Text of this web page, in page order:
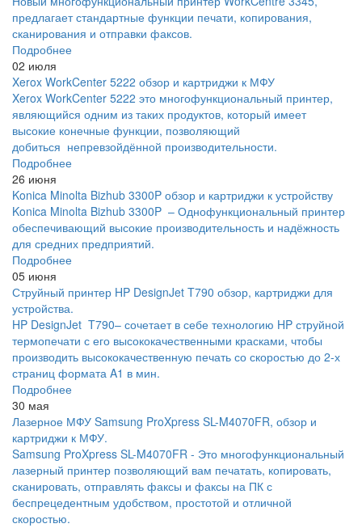
предлагает стандартные функции печати, копирования,
сканирования и отправки факсов.
Подробнее
02 июля
Xerox WorkCenter 5222 обзор и картриджи к МФУ
Xerox WorkCenter 5222 это многофункциональный принтер,
являющийся одним из таких продуктов, который имеет
высокие конечные функции, позволяющий
добиться непревзойдённой производительности.
Подробнее
26 июня
Konica Minolta Bizhub 3300P обзор и картриджи к устройству
Konica Minolta Bizhub 3300P – Однофункциональный принтер
обеспечивающий высокие производительность и надёжность
для средних предприятий.
Подробнее
05 июня
Струйный принтер HP DesignJet T790 обзор, картриджи для
устройства.
HP DesignJet T790– сочетает в себе технологию HP струйной
термопечати с его высококачественными красками, чтобы
производить высококачественную печать со скоростью до 2-х
страниц формата A1 в мин.
Подробнее
30 мая
Лазерное МФУ Samsung ProXpress SL-M4070FR, обзор и
картриджи к МФУ.
Samsung ProXpress SL-M4070FR - Это многофункциональный
лазерный принтер позволяющий вам печатать, копировать,
сканировать, отправлять факсы и факсы на ПК с
беспрецедентным удобством, простотой и отличной
скоростью.